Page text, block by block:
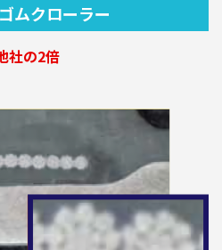
ムクローラー
社の2倍